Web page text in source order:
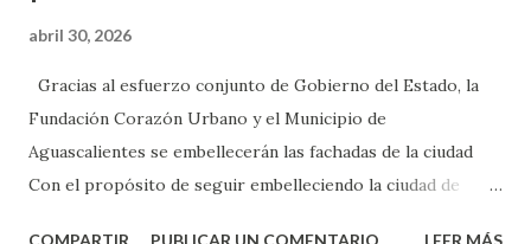
abril 30, 2026
Gracias al esfuerzo conjunto de Gobierno del Estado, la
Fundación Corazón Urbano y el Municipio de
Aguascalientes se embellecerán las fachadas de la ciudad
Con el propósito de seguir embelleciendo la ciudad de